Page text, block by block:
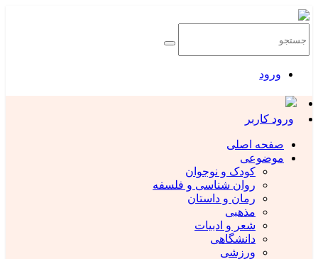
ورود
ورود کاربر
صفحه اصلی
موضوعی
کودک و نوجوان
روان شناسی و فلسفه
رمان و داستان
مذهبی
شعر و ادبیات
دانشگاهی
ورزشی